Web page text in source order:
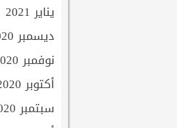
يناير 2021
ديسمبر 2020
نوفمبر 2020
أكتوبر 2020
سبتمبر 2020